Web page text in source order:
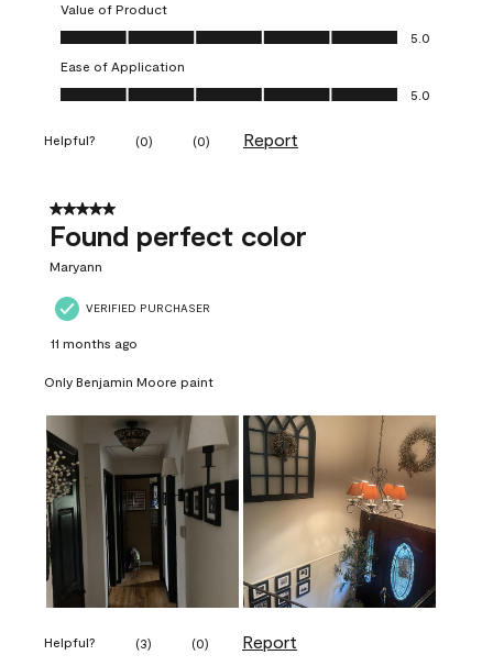
Value of Product
Value of Product, 5.0 out of 5
5.0
Ease of Application
Ease of Application, 5.0 out of 5
5.0
Helpful? (0) (0) Report
5 out of 5 stars.
Found perfect color
Maryann
VERIFIED PURCHASER
11 months ago
Only Benjamin Moore paint
Helpful? (3) (0) Report